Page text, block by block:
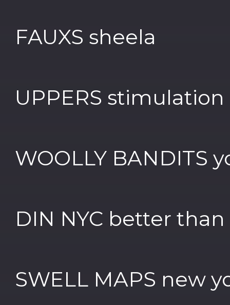
FAUXS sheela
UPPERS stimulation
WOOLLY BANDITS
DIN NYC better
SWELL MAPS new